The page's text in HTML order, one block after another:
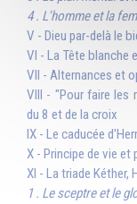
4 . L'homme et la
V - Dieu par-delà le
VI - La Tête blanche
VII - Alternances et
VIII - "Pour faire les
du 8 et de la croix
IX - Le caducée
X - Principe de vie et
XI - La triade Kéther,
1 . Le sceptre et le